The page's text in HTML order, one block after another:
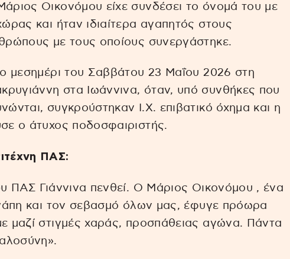
Οικονόμου είχε συνδέσει το όνομά του με
και ήταν ιδιαίτερα αγαπητός στους
με τους οποίους συνεργάστηκε.
μεσημέρι του Σαββάτου 23 Μαΐου 2026 στη
στα Ιωάννινα, όταν, υπό συνθήκες που
συγκρούστηκαν Ι.Χ. επιβατικό όχημα και η
ο άτυχος ποδοσφαιριστής.
ΠΑΣ:
ΠΑΣ Γιάννινα πενθεί. Ο Μάριος Οικονόμου , ένα
και τον σεβασμό όλων μας, έφυγε πρόωρα
μαζί στιγμές χαράς, προσπάθειας αγώνα. Πάντα